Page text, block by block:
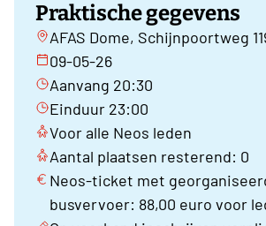
Praktische gegevens
AFAS Dome, Schijnpoortweg
09-05-26
Aanvang 20:30
Einduur 23:00
Voor alle Neos leden
Aantal plaatsen resterend: 0
Neos-ticket met
busvervoer: 88,00 euro voor